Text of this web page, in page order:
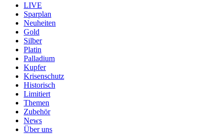
LIVE
Sparplan
Neuheiten
Gold
Silber
Platin
Palladium
Kupfer
Krisenschutz
Historisch
Limitiert
Themen
Zubehör
News
Über uns